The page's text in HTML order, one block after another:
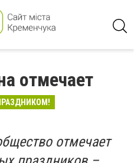
отмечает
отмечает